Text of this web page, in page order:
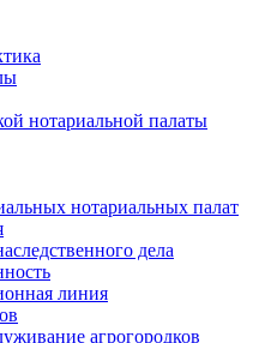
нотариальной палаты
нотариальных палат
дела
линия
агрогородков